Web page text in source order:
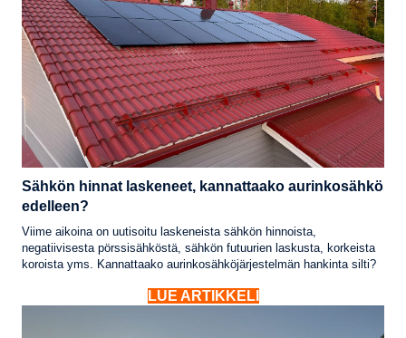
Sähkön hinnat laskeneet, kannattaako aurinkosähkö
edelleen?
Viime aikoina on uutisoitu laskeneista sähkön hinnoista,
negatiivisesta pörssisähköstä, sähkön futuurien laskusta, korkeista
koroista yms. Kannattaako aurinkosähköjärjestelmän hankinta silti?
LUE ARTIKKELI